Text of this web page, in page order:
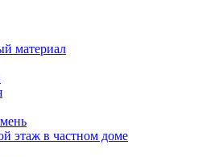
материал
этаж в частном доме